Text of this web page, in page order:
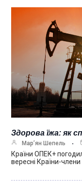
Здорова їжа: як
Мар’ян Шепель
Країни ОПЕК+
вересні Країни-члени